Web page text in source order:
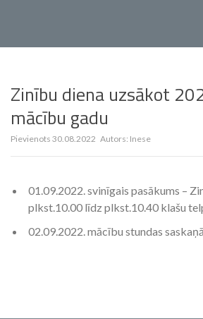
Zinību diena uzsākot
mācību gadu
Pievienots 30.08.2022 Autors: Inese
01.09.2022. svinīgais pasākums –
plkst.10.00 līdz plkst.10.40 klašu
02.09.2022. mācību stundas